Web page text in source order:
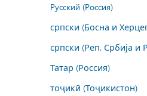
Русский (Россия)
српски (Босна и
српски (Реп. Србија и
Татар (Россия)
тоҷикӣ (Тоҷикистон)